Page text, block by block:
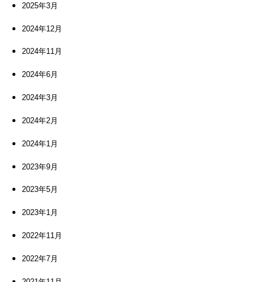
2025年3月
2024年12月
2024年11月
2024年6月
2024年3月
2024年2月
2024年1月
2023年9月
2023年5月
2023年1月
2022年11月
2022年7月